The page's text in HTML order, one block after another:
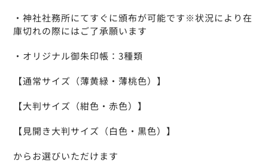
・神社社務所にてすぐに頒布が可能です※状況により在
庫切れの際にはご了承願います
・オリジナル御朱印帳：3種類
【通常サイズ（薄黄緑・薄桃色）】
【大判サイズ（紺色・赤色）】
【見開き大判サイズ（白色・黒色）】
からお選びいただけます